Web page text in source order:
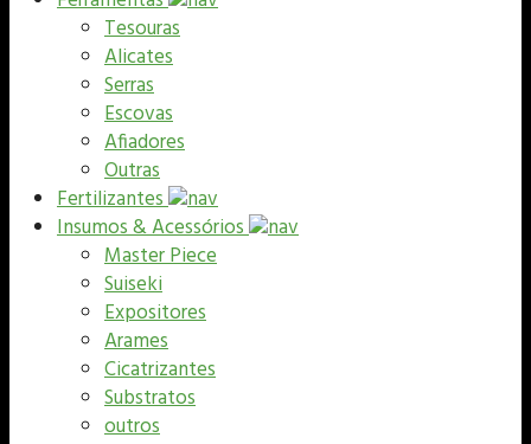
Tesouras
Alicates
Serras
Escovas
Afiadores
Outras
Fertilizantes
Insumos & Acessórios
Master Piece
Suiseki
Expositores
Arames
Cicatrizantes
Substratos
outros